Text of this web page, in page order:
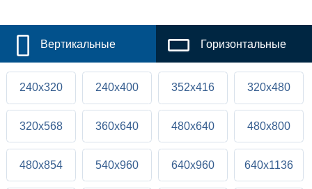
Вертикальные Горизонтальные
240x320 240x400 352x416 320x480
320x568 360x640 480x640 480x800
480x854 540x960 640x960 640x1136